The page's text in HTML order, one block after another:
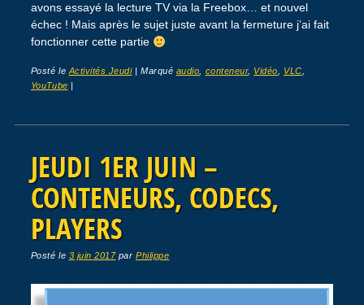
avons essayé la lecture TV via la Freebox… et nouvel
échec ! Mais après le sujet juste avant la fermeture j’ai fait
fonctionner cette partie
Posté le Activités Jeudi |Marqué audio conteneur, Vidéo VLC
YouTube |
JEUDI 1ER JUIN –
CONTENEURS, CODECS,
PLAYERS
Posté le 3 juin 2017 parPhilippe